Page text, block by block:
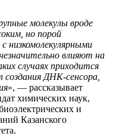
молекулы вроде
но порой
низкомолекулярными
влияют на
случаях приходится
ДНК-сенсора,
», — рассказывает
химических наук,
и
Казанского